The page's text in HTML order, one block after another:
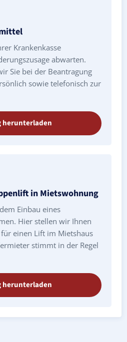
Krankenkasse
abwarten.
Sie bei der Beantragung
sowie telefonisch zur
herunterladen
in Mietswohnung
Einbau eines
Hier stellen wir Ihnen
einen Lift im Mietshaus
stimmt in der Regel
herunterladen